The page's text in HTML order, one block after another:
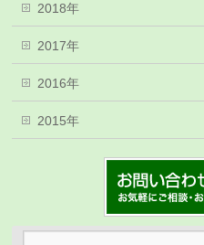
2018年
2017年
2016年
2015年